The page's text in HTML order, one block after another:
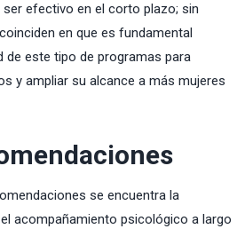
efectivo en el corto plazo; sin
en que es fundamental
de este tipo de programas para
y ampliar su alcance a más mujeres
se encuentra la
acompañamiento psicológico a largo